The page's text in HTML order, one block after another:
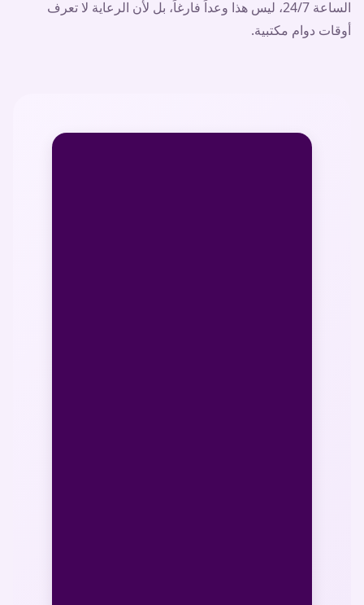
الساعة 24/7، ليس هذا وعداً فارغاً، بل لأن الرعاية لا تعرف
أوقات دوام مكتبية.